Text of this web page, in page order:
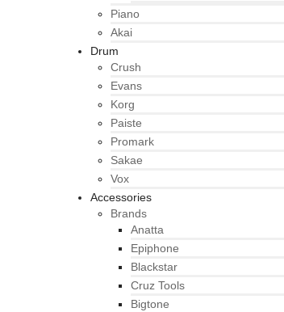
Piano
Akai
Drum
Crush
Evans
Korg
Paiste
Promark
Sakae
Vox
Accessories
Brands
Anatta
Epiphone
Blackstar
Cruz Tools
Bigtone